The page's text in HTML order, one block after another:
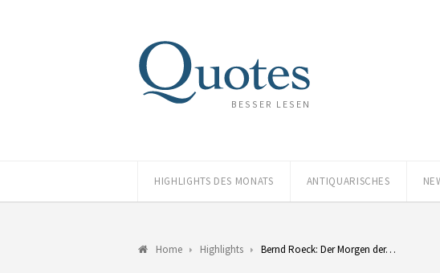
BESSER LESEN
HIGHLIGHTS DES MONATS ANTIQUARISCHES
Home Highlights Bernd Roeck: Der Morgen der…